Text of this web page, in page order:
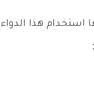
استخدام هذا الدواء